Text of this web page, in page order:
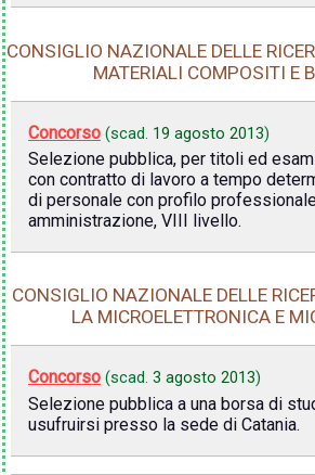
CONSIGLIO NAZIONALE DELLE
MATERIALI COMPOSITI E
Concorso (scad. 19 agosto 2013)
Selezione pubblica, per titoli ed
con contratto di lavoro a tempo
di personale con profilo
amministrazione, VIII livello.
CONSIGLIO NAZIONALE DELLE
LA MICROELETTRONICA E
Concorso (scad. 3 agosto 2013)
Selezione pubblica a una borsa di
usufruirsi presso la sede di Catania.